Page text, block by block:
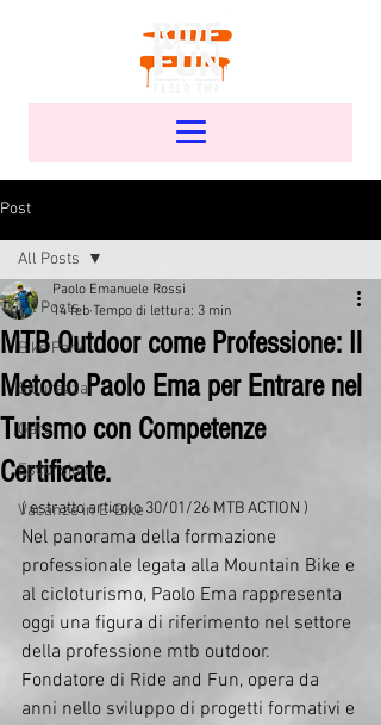
Post
All Posts
Bike Park
Sicurezza
Gare
Escursioni
Vacanze in E-Bike
All Posts
MTB Outdoor come Professione: Il
Metodo Paolo Ema per Entrare nel
Turismo con Competenze
Certificate.
Paolo Emanuele Rossi
14 feb Tempo di lettura: 3 min
( estratto articolo 30/01/26 MTB ACTION )
Nel panorama della formazione
professionale legata alla Mountain Bike e
al cicloturismo, Paolo Ema rappresenta
oggi una figura di riferimento nel settore
della professione mtb outdoor.
Fondatore di Ride and Fun, opera da
anni nello sviluppo di progetti formativi e